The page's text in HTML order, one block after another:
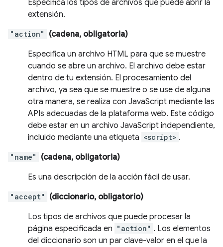
Especifica los tipos de archivos que puede abrir la
extensión.
"action"
(cadena, obligatoria)
Especifica un archivo HTML para que se muestre
cuando se abre un archivo. El archivo debe estar
dentro de tu extensión. El procesamiento del
archivo, ya sea que se muestre o se use de alguna
otra manera, se realiza con JavaScript mediante las
APIs adecuadas de la plataforma web. Este código
debe estar en un archivo JavaScript independiente,
incluido mediante una etiqueta <script> .
"name"
(cadena, obligatoria)
Es una descripción de la acción fácil de usar.
"accept"
(diccionario, obligatorio)
Los tipos de archivos que puede procesar la
página especificada en "action" . Los elementos
del diccionario son un par clave-valor en el que la